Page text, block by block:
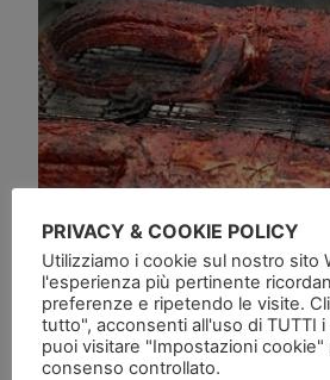
PRIVACY & COOKIE POLICY
Utilizziamo i cookie sul nostro sito
l'esperienza più pertinente
preferenze e ripetendo le visite.
tutto", acconsenti all'uso di TUTTI
puoi visitare "Impostazioni cookie"
consenso controllato.